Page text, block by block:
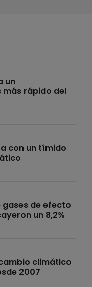
un
rápido del
con un tímido
gases de efecto
un 8,2%
climático
2007